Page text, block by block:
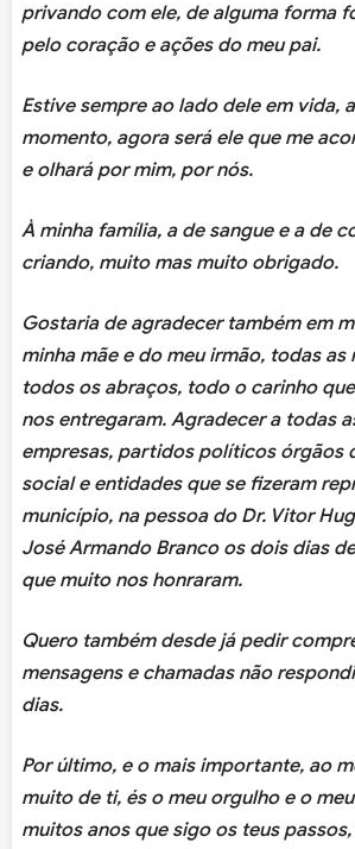
privando com ele, de alguma forma
pelo coração e ações do meu pai.
Estive sempre ao lado dele em vida,
momento, agora será ele que me
e olhará por mim, por nós.
À minha família, a de sangue e a de
criando, muito mas muito obrigado.
Gostaria de agradecer também em
minha mãe e do meu irmão, todas as
todos os abraços, todo o carinho
nos entregaram. Agradecer a todas
empresas, partidos políticos órgãos
social e entidades que se fizeram
município, na pessoa do Dr. Vitor
José Armando Branco os dois dias
que muito nos honraram.
Quero também desde já pedir
mensagens e chamadas não
dias.
Por último, e o mais importante, ao
muito de ti, és o meu orgulho e o
muitos anos que sigo os teus